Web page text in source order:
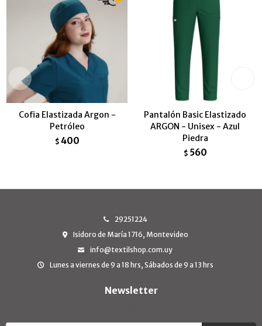
Cofia Elastizada Argon -
Petróleo
$ 400
Pantalón Basic Elastizado
ARGON - Unisex - Azul
Piedra
$ 560
29251224
Isidoro de María 1716, Montevideo
info@textilshop.com.uy
Lunes a viernes de 9 a 18 hrs, Sábados de 9 a 13 hrs
Newsletter